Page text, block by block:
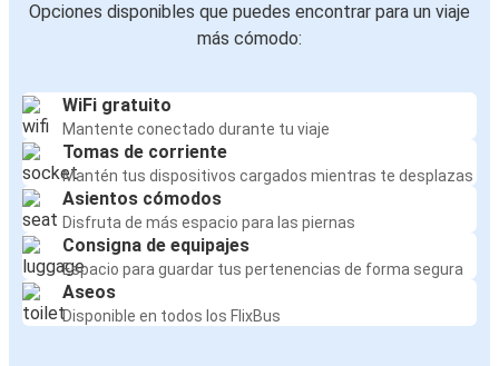
Opciones disponibles que puedes encontrar para un viaje
más cómodo:
WiFi gratuito
Mantente conectado durante tu viaje
Tomas de corriente
Mantén tus dispositivos cargados mientras te desplazas
Asientos cómodos
Disfruta de más espacio para las piernas
Consigna de equipajes
Espacio para guardar tus pertenencias de forma segura
Aseos
Disponible en todos los FlixBus